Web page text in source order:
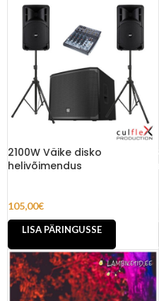
2100W Väike disko
helivõimendus
105,00€
LISA PÄRINGUSSE